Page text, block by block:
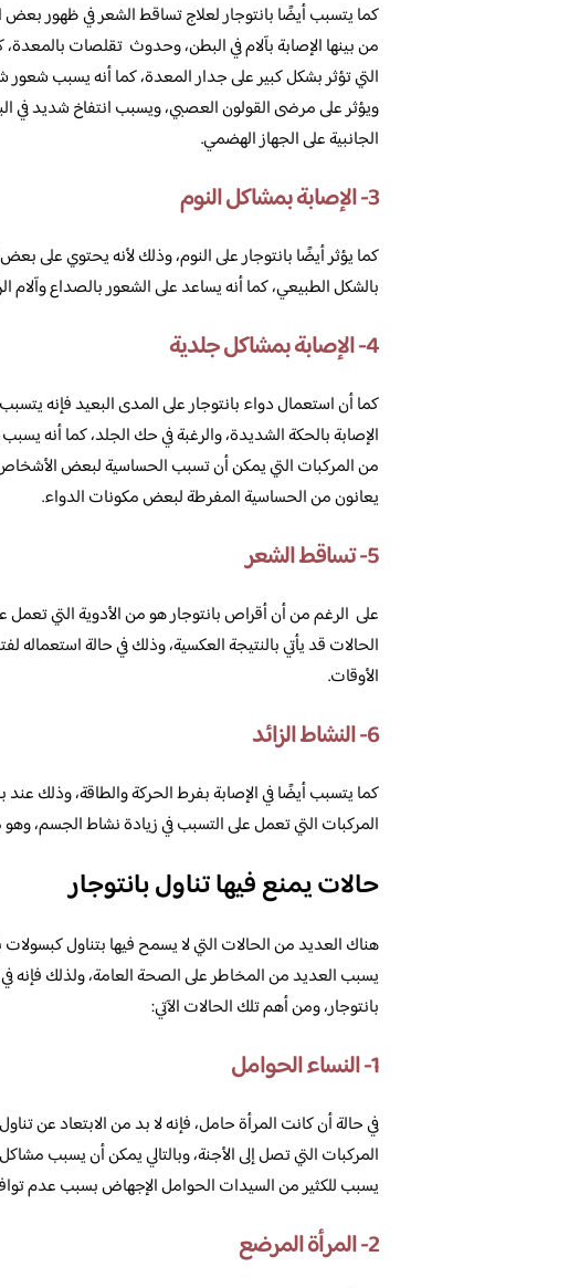
كما يتسبب أيضًا بانتوجار لعلاج تساقط الشعر في ظهور بعض
من بينها الإصابة بآلام في البطن، وحدوث تقلصات
التي تؤثر بشكل كبير على جدار المعدة، كما أنه يسبب شعور
ويؤثر على مرضى القولون العصبي، ويسبب انتفاخ شديد في
الجانبية على الجهاز الهضمي.
3- الإصابة بمشاكل النوم
كما يؤثر أيضًا بانتوجار على النوم، وذلك لأنه يحتوي على
بالشكل الطبيعي، كما أنه يساعد على الشعور بالصداع وآلام
4- الإصابة بمشاكل جلدية
كما أن استعمال دواء بانتوجار على المدى البعيد فإنه
الإصابة بالحكة الشديدة، والرغبة في حك الجلد، كما أنه
من المركبات التي يمكن أن تسبب الحساسية لبعض
يعانون من الحساسية المفرطة لبعض مكونات الدواء.
5- تساقط الشعر
على الرغم من أن أقراص بانتوجار هو من الأدوية التي تعمل
الحالات قد يأتي بالنتيجة العكسية، وذلك في حالة استعماله
الأوقات.
6- النشاط الزائد
كما يتسبب أيضًا في الإصابة بفرط الحركة والطاقة،
المركبات التي تعمل على التسبب في زيادة نشاط الجسم،
حالات يمنع فيها تناول بانتوجار
هناك العديد من الحالات التي لا يسمح فيها بتناول كبسولات
يسبب العديد من المخاطر على الصحة العامة، ولذلك فإنه
بانتوجار، ومن أهم تلك الحالات الآتي:
1- النساء الحوامل
في حالة أن كانت المرأة حامل، فإنه لا بد من الابتعاد عن
المركبات التي تصل إلى الأجنة، وبالتالي يمكن أن يسبب
يسبب للكثير من السيدات الحوامل الإجهاض بسبب عدم
2- المرأة المرضع